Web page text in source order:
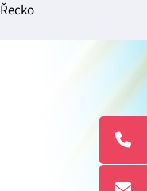
Řecko